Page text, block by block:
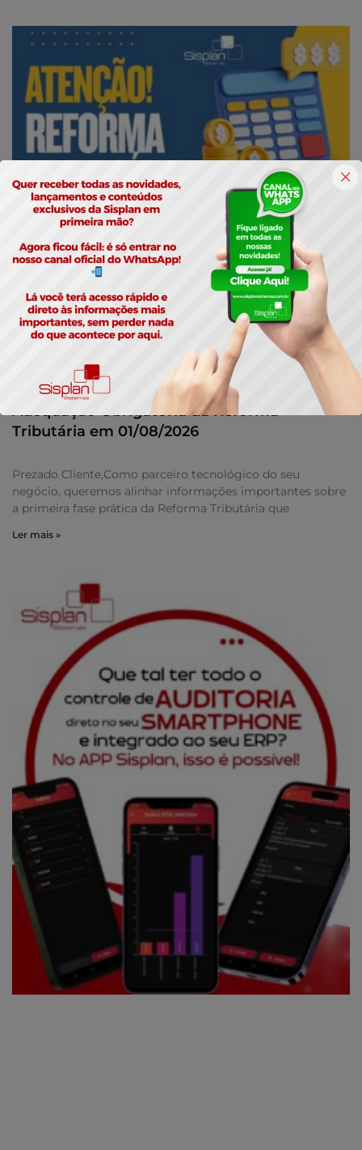
Adequação Obrigatória da Reforma
Tributária em 01/08/2026
Prezado Cliente,Como parceiro tecnológico do seu
negócio, queremos alinhar informações importantes sobre
a primeira fase prática da Reforma Tributária que
Ler mais »